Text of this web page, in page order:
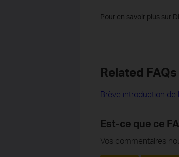
Pour en savoir plus sur
Related FAQs
Brève introduction de
Est-ce que ce
Vos commentaires